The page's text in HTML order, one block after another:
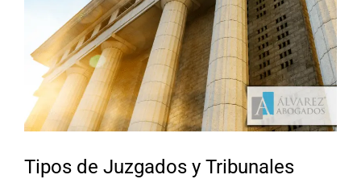
Tipos de Juzgados y Tribunales